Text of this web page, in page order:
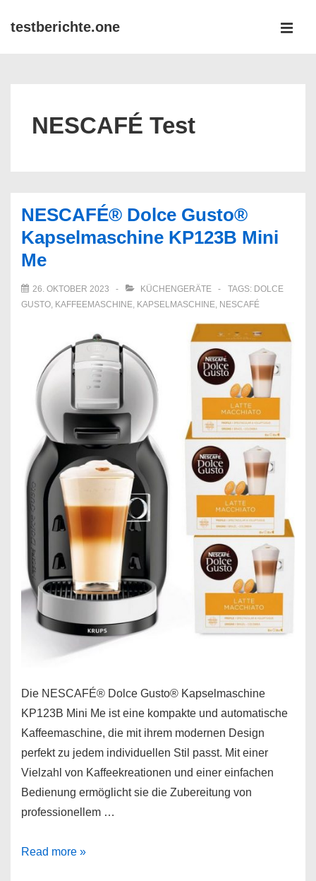
Zumtestberichte.one
NESCAFÉ Test
NESCAFÉ® Dolce Gusto®
Kapselmaschine KP123B Mini
Me
26. OKTOBER 2023 KÜCHENGERÄTE TAGS: DOLCE
GUSTO, KAFFEEMASCHINE, KAPSELMASCHINE, NESCAFÉ
Die NESCAFÉ® Dolce Gusto® Kapselmaschine
KP123B Mini Me ist eine kompakte und automatische
Kaffeemaschine, die mit ihrem modernen Design
perfekt zu jedem individuellen Stil passt. Mit einer
Vielzahl von Kaffeekreationen und einer einfachen
Bedienung ermöglicht sie die Zubereitung von
professionellem …
NESCAFÉ®
Read more »